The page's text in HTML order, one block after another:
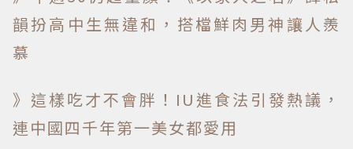
韻扮高中生無違和，搭檔鮮肉男神讓人羨
慕
》這樣吃才不會胖！IU進食法引發熱議，
連中國四千年第一美女都愛用